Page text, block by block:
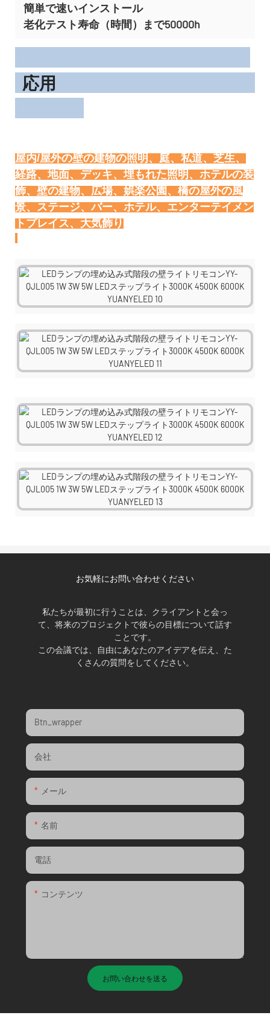
簡単で速いインストール
老化テスト寿命（時間）まで50000h
応用
屋内/屋外の壁の建物の照明、庭、私道、芝生、
経路、地面、デッキ、埋もれた照明、ホテルの装
飾、壁の建物、広場、娯楽公園、橋の屋外の風
景、ステージ、バー、ホテル、エンターテイメン
お気軽にお問い合わせください
私たちが最初に行うことは、クライアントと会っ
て、将来のプロジェクトで彼らの目標について話す
ことです。
この会議では、自由にあなたのアイデアを伝え、た
くさんの質問をしてください。
Btn_wrapper
会社
メール
名前
電話
コンテンツ
お問い合わせを送る